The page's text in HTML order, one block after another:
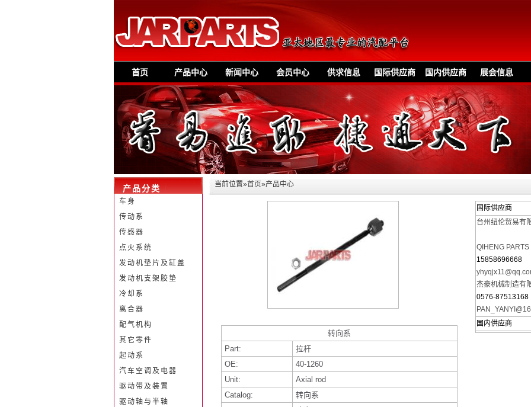
首页 产品中心 新闻中心 会员中心 供求信息 国际供应商 国内供应商 展会信息
当前位置»首页»产品中心
转向系
Part:
拉杆
OE:
40-1260
Unit:
Axial rod
Catalog:
转向系
国际供应商
台州纽伦贸易有
QIHENG
15858696668
杰豪机械制造有
0576-87513168
国内供应商
产品分类
车身
传动系
传感器
点火系统
发动机垫片及缸盖
发动机支架胶垫
冷却系
离合器
配气机构
其它零件
起动系
汽车空调及电器
驱动带及装置
驱动轴与半轴